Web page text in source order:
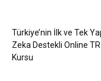
Türkiye’nin İlk ve Tek
Zeka Destekli Online
Kursu